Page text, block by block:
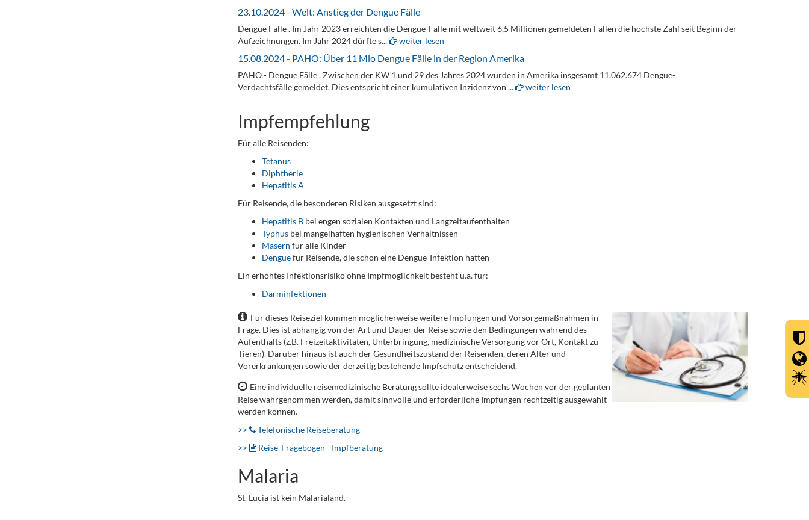
23.10.2024 - Welt: Anstieg der Dengue Fälle
Dengue Fälle . Im Jahr 2023 erreichten die Dengue-Fälle mit weltweit 6,5 Millionen gemeldeten Fällen die höchste Zahl seit Beginn der
Aufzeichnungen. Im Jahr 2024 dürfte s...
weiter lesen
15.08.2024 - PAHO: Über 11 Mio Dengue Fälle in der Region Amerika
PAHO - Dengue Fälle . Zwischen der KW 1 und 29 des Jahres 2024 wurden in Amerika insgesamt 11.062.674 Dengue-
Verdachtsfälle gemeldet. Dies entspricht einer kumulativen Inzidenz von ...
weiter lesen
Impfempfehlung
Für alle Reisenden:
Tetanus
Diphtherie
Hepatitis A
Für Reisende, die besonderen Risiken ausgesetzt sind:
Hepatitis Bbei engen sozialen Kontakten und Langzeitaufenthalten
Typhusbei mangelhaften hygienischen Verhältnissen
Masern für alle Kinder
Denguefür Reisende, die schon eine Dengue-Infektion hatten
Ein erhöhtes Infektionsrisiko ohne Impfmöglichkeit besteht u.a. für:
Darminfektionen
Für dieses Reiseziel kommen möglicherweise weitere Impfungen und Vorsorgemaßnahmen in
Frage. Dies ist abhängig von der Art und Dauer der Reise sowie den Bedingungen während des
Aufenthalts (z.B. Freizeitaktivitäten, Unterbringung, medizinische Versorgung vor Ort, Kontakt zu
Tieren). Darüber hinaus ist auch der Gesundheitszustand der Reisenden, deren Alter und
Vorerkrankungen sowie der derzeitig bestehende Impfschutz entscheidend.
Eine individuelle reisemedizinische Beratung sollte idealerweise sechs Wochen vor der geplanten
Reise wahrgenommen werden, damit sinnvolle und erforderliche Impfungen rechtzeitig ausgewählt
werden können.
>>
Telefonische Reiseberatung
>>
Reise-Fragebogen - Impfberatung
Malaria
St. Lucia ist kein Malarialand.